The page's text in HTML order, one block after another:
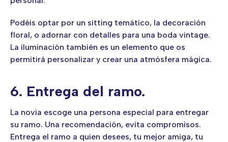
Podéis optar por un sitting temático, la decoración
floral, o adornar con detalles para una boda vintage.
La iluminación también es un elemento que os
permitirá personalizar y crear una atmósfera mágica.
6. Entrega del ramo.
La novia escoge una persona especial para entregar
su ramo. Una recomendación, evita compromisos.
Entrega el ramo a quien desees, tu mejor amiga, tu